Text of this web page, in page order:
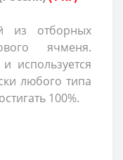
из отборных
ячменя.
используется
любого типа
100%.